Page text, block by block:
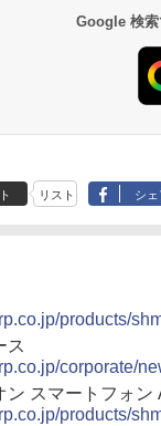
Google 検索
リスト シェ
products/
ス
corporate/
ン スマートフォ
products/